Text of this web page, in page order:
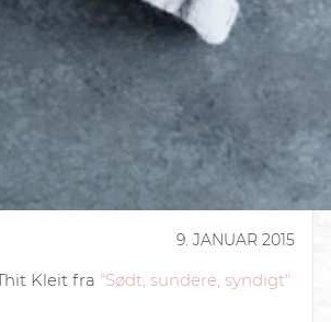
9. JANUAR 2015
Kleit fra "Sødt, sundere, syndigt"